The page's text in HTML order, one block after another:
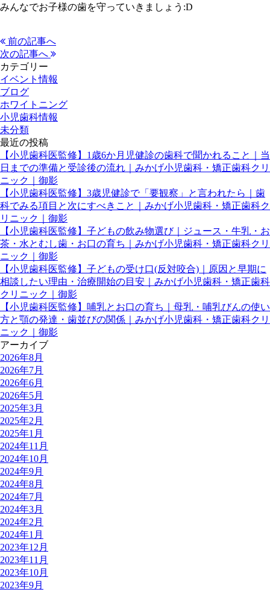
みんなでお子様の歯を守っていきましょう:D
前の記事へ
次の記事へ
カテゴリー
イベント情報
ブログ
ホワイトニング
小児歯科情報
未分類
最近の投稿
【小児歯科医監修】1歳6か月児健診の歯科で聞かれること｜当
日までの準備と受診後の流れ｜みかげ小児歯科・矯正歯科クリ
ニック｜御影
【小児歯科医監修】3歳児健診で「要観察」と言われたら｜歯
科でみる項目と次にすべきこと｜みかげ小児歯科・矯正歯科ク
リニック｜御影
【小児歯科医監修】子どもの飲み物選び｜ジュース・牛乳・お
茶・水とむし歯・お口の育ち｜みかげ小児歯科・矯正歯科クリ
ニック｜御影
【小児歯科医監修】子どもの受け口(反対咬合)｜原因と早期に
相談したい理由・治療開始の目安｜みかげ小児歯科・矯正歯科
クリニック｜御影
【小児歯科医監修】哺乳とお口の育ち｜母乳・哺乳びんの使い
方と顎の発達・歯並びの関係｜みかげ小児歯科・矯正歯科クリ
ニック｜御影
アーカイブ
2026年8月
2026年7月
2026年6月
2026年5月
2025年3月
2025年2月
2025年1月
2024年11月
2024年10月
2024年9月
2024年8月
2024年7月
2024年3月
2024年2月
2024年1月
2023年12月
2023年11月
2023年10月
2023年9月